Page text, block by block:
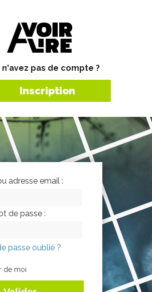
n'avez pas de compte ?
Inscription
adresse email :
de passe :
passe oublié ?
de moi